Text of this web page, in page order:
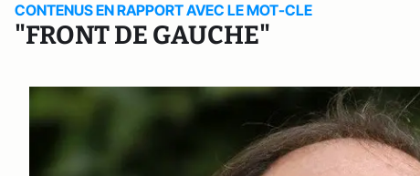
CONTENUS EN RAPPORT AVEC LE MOT-CLE
"FRONT DE GAUCHE"